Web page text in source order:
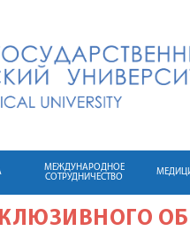
МЕЖДУНАРОДНОЕ
СОТРУДНИЧЕСТВО